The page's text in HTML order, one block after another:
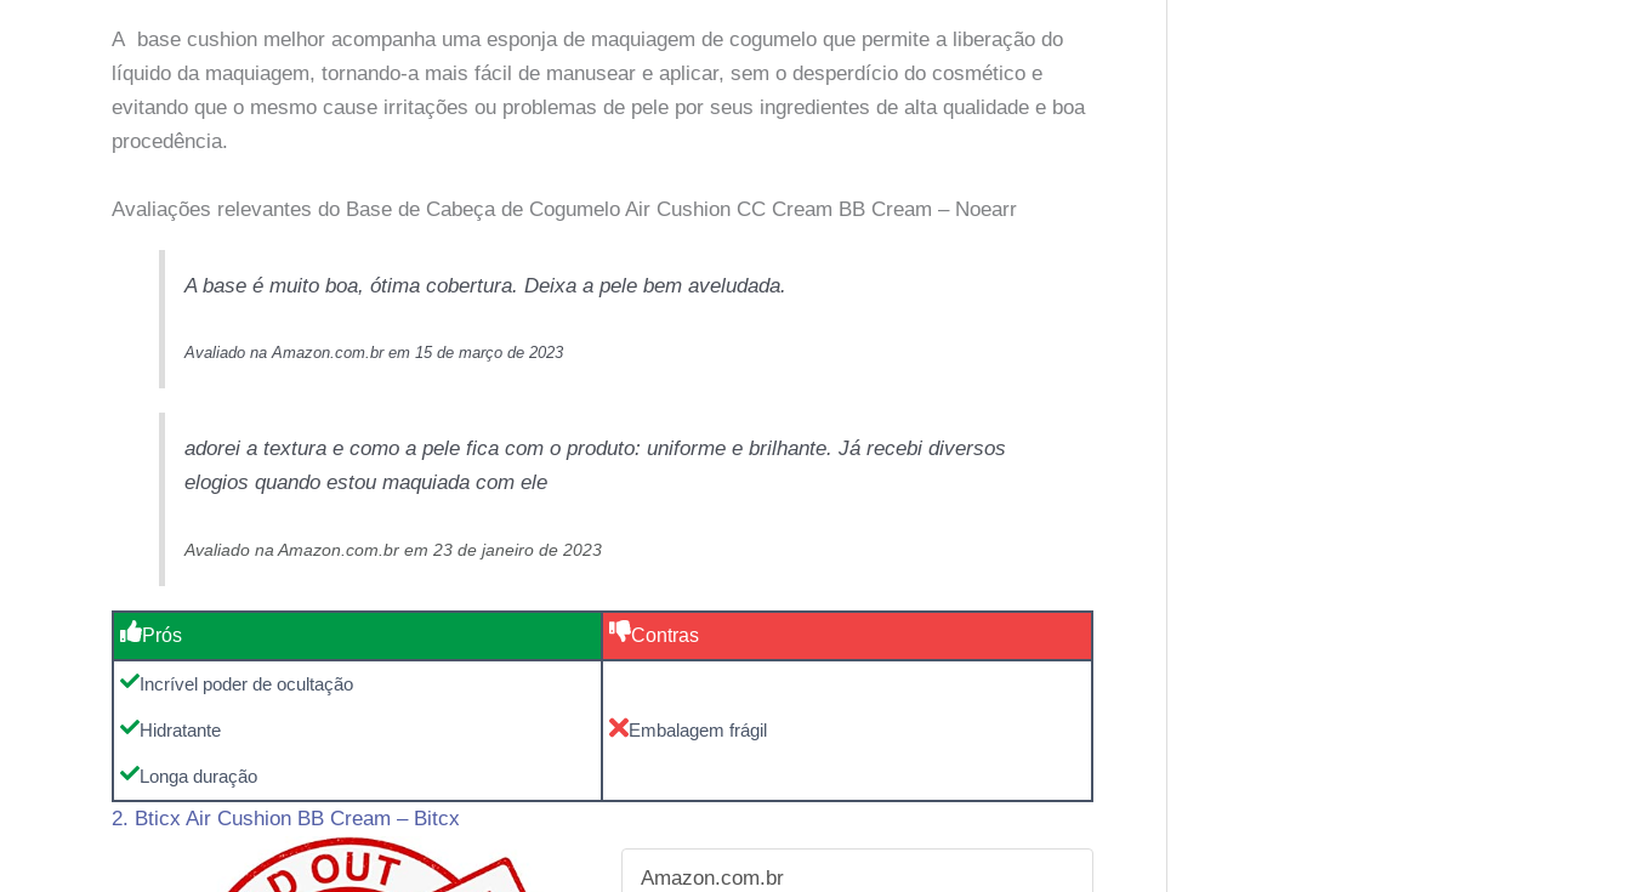
A base cushion melhor acompanha uma esponja de maquiagem de cogumelo que permite a liberação do
líquido da maquiagem, tornando-a mais fácil de manusear e aplicar, sem o desperdício do cosmético e
evitando que o mesmo cause irritações ou problemas de pele por seus ingredientes de alta qualidade e boa
procedência.
Avaliações relevantes do Base de Cabeça de Cogumelo Air Cushion CC Cream BB Cream – Noearr
A base é muito boa, ótima cobertura. Deixa a pele bem aveludada.
Avaliado na Amazon.com.br em 15 de março de 2023
adorei a textura e como a pele fica com o produto: uniforme e brilhante. Já recebi diversos
elogios quando estou maquiada com ele
Avaliado na Amazon.com.br em 23 de janeiro de 2023
Prós Contras
Incrível poder de ocultação
Hidratante
Longa duração
Embalagem frágil
2. Bticx Air Cushion BB Cream – Bitcx
Amazon.com.br